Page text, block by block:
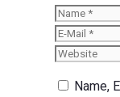
Name
Name,